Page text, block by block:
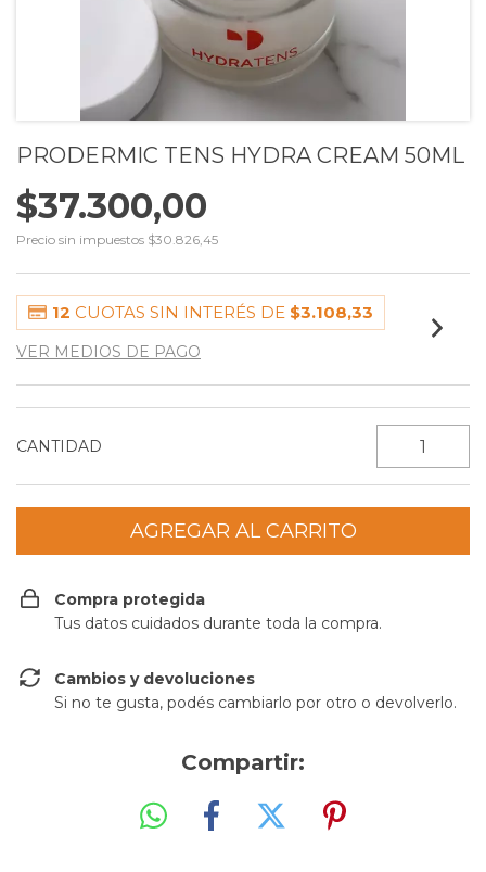
PRODERMIC TENS HYDRA CREAM 50ML
$37.300,00
Precio sin impuestos $30.826,45
12 CUOTAS SIN INTERÉS DE $3.108,33
VER MEDIOS DE PAGO
CANTIDAD
Compra protegida
Tus datos cuidados durante toda la compra.
Cambios y devoluciones
Si no te gusta, podés cambiarlo por otro o devolverlo.
Compartir: